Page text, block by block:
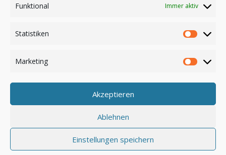
Funktional Immer aktiv
Statistiken
Marketing
Akzeptieren
Ablehnen
Einstellungen speichern
Anmelden
© by safar-reiseblog.de